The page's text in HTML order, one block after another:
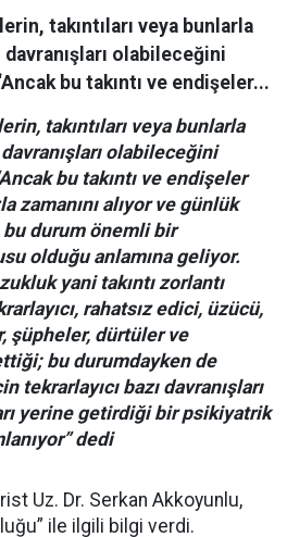
takıntıları veya bunlarla
davranışları olabileceğini
bu takıntı ve endişeler...
takıntıları veya bunlarla
olabileceğini
bu takıntı ve endişeler
zamanını alıyor ve günlük
bu durum önemli bir
olduğu anlamına geliyor.
yani takıntı zorlantı
rahatsız edici, üzücü,
şüpheler, dürtüler ve
bu durumdayken de
tekrarlayıcı bazı davranışları
yerine getirdiği bir psikiyatrik
dedi
Uz. Dr. Serkan Akkoyunlu,
ile ilgili bilgi verdi.